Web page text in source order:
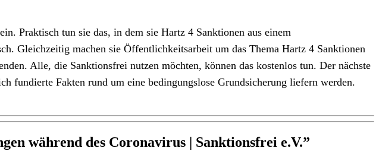
Praktisch tun sie das, in dem sie Hartz 4 Sanktionen aus einem
Gleichzeitig machen sie Öffentlichkeitsarbeit um das Thema Hartz 4 Sanktionen
Alle, die Sanktionsfrei nutzen möchten, können das kostenlos tun. Der nächste
fundierte Fakten rund um eine bedingungslose Grundsicherung liefern werden.
während des Coronavirus | Sanktionsfrei e.V.”